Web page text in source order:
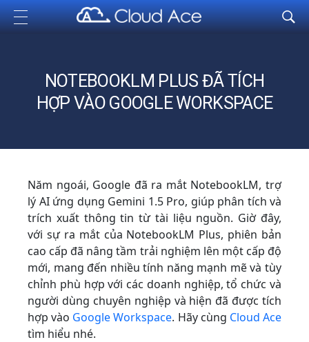
Cloud Ace
Nhà cung cấp giải pháp trên GCP cho doanh nghiệp
NOTEBOOKLM PLUS ĐÃ TÍCH
HỢP VÀO GOOGLE WORKSPACE
Năm ngoái, Google đã ra mắt NotebookLM, trợ
lý AI ứng dụng Gemini 1.5 Pro, giúp phân tích và
trích xuất thông tin từ tài liệu nguồn. Giờ đây,
với sự ra mắt của NotebookLM Plus, phiên bản
cao cấp đã nâng tầm trải nghiệm lên một cấp độ
mới, mang đến nhiều tính năng mạnh mẽ và tùy
chỉnh phù hợp với các doanh nghiệp, tổ chức và
người dùng chuyên nghiệp và hiện đã được tích
hợp vào Google Workspace. Hãy cùng Cloud Ace
tìm hiểu nhé.